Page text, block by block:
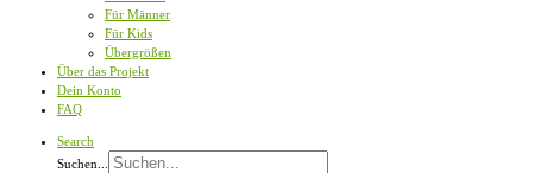
Für Männer
Für Kids
Übergrößen
Über das Projekt
Dein Konto
FAQ
Search
Suchen...